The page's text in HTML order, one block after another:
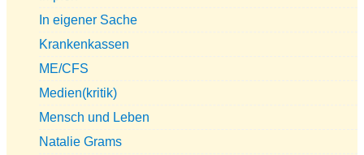
In eigener Sache
Krankenkassen
ME/CFS
Medien(kritik)
Mensch und Leben
Natalie Grams